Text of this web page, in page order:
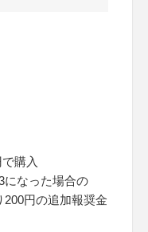
購入
なった場合の
円の追加報奨金